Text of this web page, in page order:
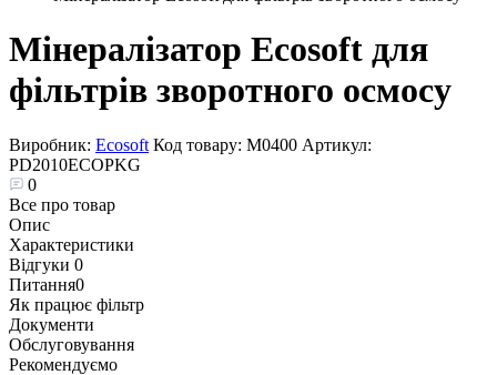
Мінералізатор Ecosoft для
фільтрів зворотного осмосу
Виробник: Ecosoft Код товару: М0400 Артикул:
PD2010ECOPKG
0
Все про товар
Опис
Характеристики
Відгуки 0
Питання0
Як працює фільтр
Документи
Обслуговування
Рекомендуємо